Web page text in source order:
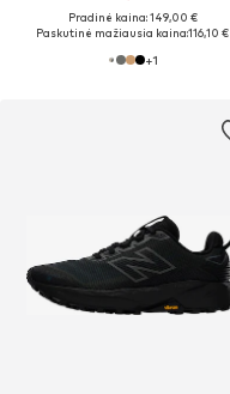
Pradinė kaina: 149,00 €
Paskutinė mažiausia kaina:116,10 €
+1